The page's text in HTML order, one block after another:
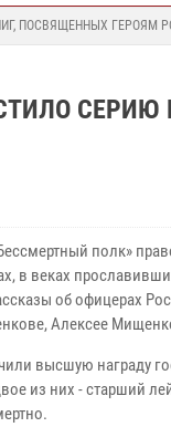
ПОСВЯЩЕННЫХ ГЕРОЯМ
полк»
в веках
об офицерах
Алексее
высшую награду
из них - старший